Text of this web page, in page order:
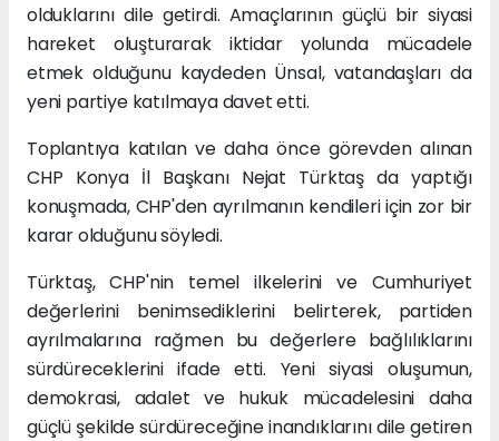
olduklarını dile getirdi. Amaçlarının güçlü bir siyasi
hareket oluşturarak iktidar yolunda mücadele
etmek olduğunu kaydeden Ünsal, vatandaşları da
yeni partiye katılmaya davet etti.
Toplantıya katılan ve daha önce görevden alınan
CHP Konya İl Başkanı Nejat Türktaş da yaptığı
konuşmada, CHP'den ayrılmanın kendileri için zor bir
karar olduğunu söyledi.
Türktaş, CHP'nin temel ilkelerini ve Cumhuriyet
değerlerini benimsediklerini belirterek, partiden
ayrılmalarına rağmen bu değerlere bağlılıklarını
sürdüreceklerini ifade etti. Yeni siyasi oluşumun,
demokrasi, adalet ve hukuk mücadelesini daha
güçlü şekilde sürdüreceğine inandıklarını dile getiren